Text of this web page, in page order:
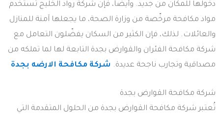
دخولها للمكان من جديد. وأيضاً، فإن شركة رواد الخليج تستخدم
مواد مكافحة مرخّصة من وزارة الصحة، ما يجعلها آمنة للمنازل
والعائلات. لذلك، فإن الكثير من السكان يفضّلون التعامل مع
شركة مكافحة الفئران والقوارض بجدة التابعة لها لما تملكه من
مصداقية وتجارب ناجحة عديدة. شركة مكافحة الارضه بجدة
شركة مكافحة القوارض بجدة
تُعتبر شركة مكافحة القوارض بجدة من الحلول المتقدمة التي